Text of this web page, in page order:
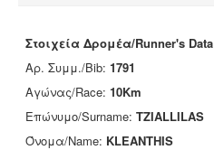
Στοιχεία Δρομέα/Runner's Data
Αρ. Συμμ./Bib: 1791
Αγώνας/Race: 10Km
Επώνυμο/Surname: TZIALLILAS
Όνομα/Name: KLEANTHIS